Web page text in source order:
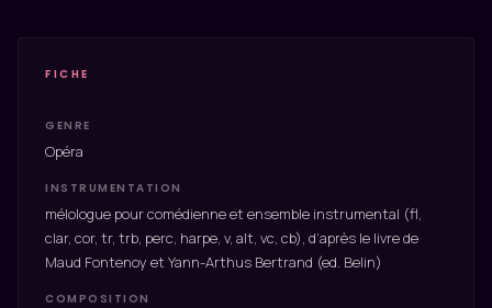
FICHE
GENRE
Opéra
INSTRUMENTATION
mélologue pour comédienne et ensemble instrumental (fl,
clar, cor, tr, trb, perc, harpe, v, alt, vc, cb), d’après le livre de
Maud Fontenoy et Yann-Arthus Bertrand (ed. Belin)
COMPOSITION